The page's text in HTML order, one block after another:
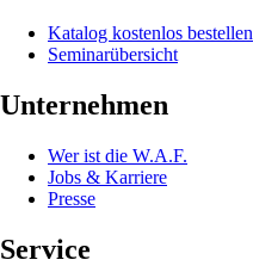
Katalog kostenlos bestellen
Seminarübersicht
Unternehmen
Wer ist die W.A.F.
Jobs & Karriere
Presse
Service